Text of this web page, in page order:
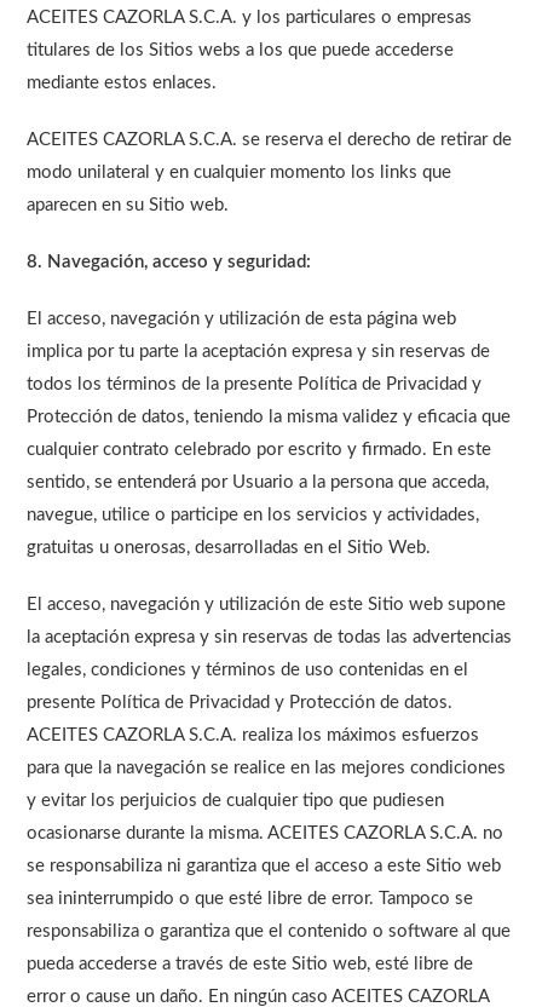
ACEITES CAZORLA S.C.A. y los particulares o empresas
titulares de los Sitios webs a los que puede accederse
mediante estos enlaces.
ACEITES CAZORLA S.C.A. se reserva el derecho de retirar de
modo unilateral y en cualquier momento los links que
aparecen en su Sitio web.
8. Navegación, acceso y seguridad:
El acceso, navegación y utilización de esta página web
implica por tu parte la aceptación expresa y sin reservas de
todos los términos de la presente Política de Privacidad y
Protección de datos, teniendo la misma validez y eficacia que
cualquier contrato celebrado por escrito y firmado. En este
sentido, se entenderá por Usuario a la persona que acceda,
navegue, utilice o participe en los servicios y actividades,
gratuitas u onerosas, desarrolladas en el Sitio Web.
El acceso, navegación y utilización de este Sitio web supone
la aceptación expresa y sin reservas de todas las advertencias
legales, condiciones y términos de uso contenidas en el
presente Política de Privacidad y Protección de datos.
ACEITES CAZORLA S.C.A. realiza los máximos esfuerzos
para que la navegación se realice en las mejores condiciones
y evitar los perjuicios de cualquier tipo que pudiesen
ocasionarse durante la misma. ACEITES CAZORLA S.C.A. no
se responsabiliza ni garantiza que el acceso a este Sitio web
sea ininterrumpido o que esté libre de error. Tampoco se
responsabiliza o garantiza que el contenido o software al que
pueda accederse a través de este Sitio web, esté libre de
error o cause un daño. En ningún caso ACEITES CAZORLA